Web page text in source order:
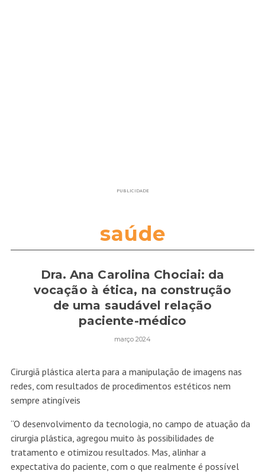
PUBLICIDADE
saúde
Dra. Ana Carolina Chociai: da
vocação à ética, na construção
de uma saudável relação
paciente-médico
março 2024
Cirurgiã plástica alerta para a manipulação de imagens nas
redes, com resultados de procedimentos estéticos nem
sempre atingíveis
“O desenvolvimento da tecnologia, no campo de atuação da
cirurgia plástica, agregou muito às possibilidades de
tratamento e otimizou resultados. Mas, alinhar a
expectativa do paciente, com o que realmente é possível